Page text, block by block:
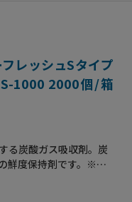
レッシュSタイプ
1000 2000個/箱
る炭酸ガス吸収剤。炭
鮮度保持剤です。※脱